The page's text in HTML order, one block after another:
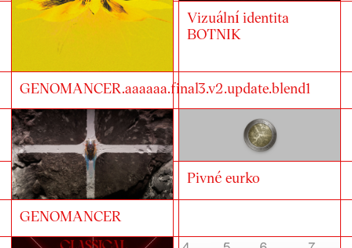
GENOMANCER.aaaaaa.final3.v2.update.blend1
Vizuální identita
BOTNIK
GENOMANCER
Pivné eurko